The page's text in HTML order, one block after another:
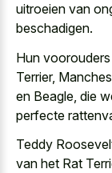
uitroeien van
beschadigen.
Hun
Terrier,
en Beagle, die
perfecte
Teddy
van het Rat